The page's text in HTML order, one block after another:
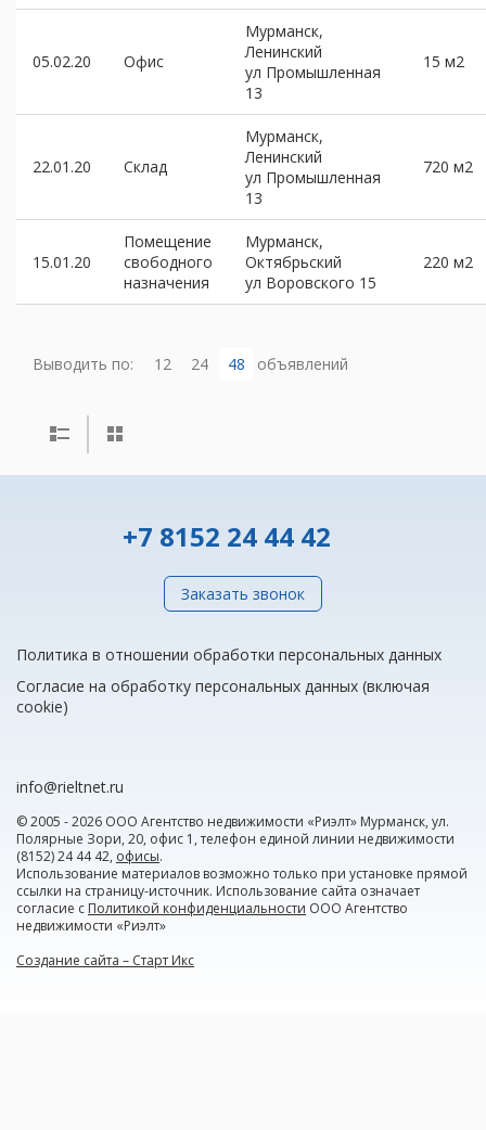
05.02.20 Офис
Мурманск,
Ленинский
ул Промышленная
13
15 м2
22.01.20 Склад
Мурманск,
Ленинский
ул Промышленная
13
720 м2
15.01.20
Помещение
свободного
назначения
Мурманск,
Октябрьский
ул Воровского 15
220 м2
Выводить по: 12 24 48 объявлений
+7 8152 24 44 42
Заказать звонок
Политика в отношении обработки персональных данных
Согласие на обработку персональных данных (включая
cookie)
info@rieltnet.ru
© 2005 - 2026 ООО Агентство недвижимости «Риэлт» Мурманск, ул.
Полярные Зори, 20, офис 1, телефон единой линии недвижимости
(8152) 24 44 42, офисы.
Использование материалов возможно только при установке прямой
ссылки на страницу-источник. Использование сайта означает
согласие с Политикой конфиденциальности ООО Агентство
недвижимости «Риэлт»
Создание сайта – Старт Икс